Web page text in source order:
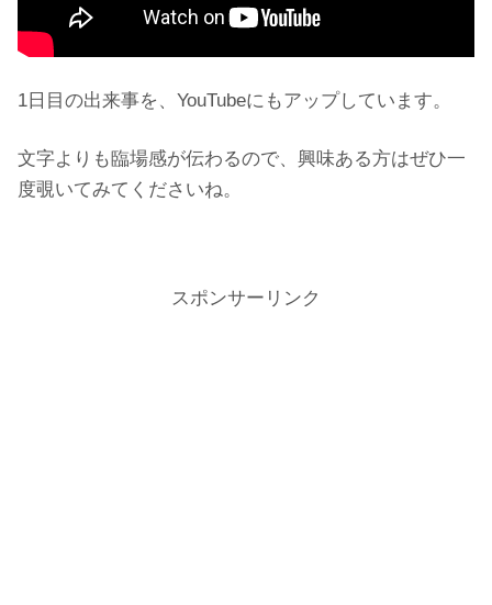
1日目の出来事を、YouTubeにもアップしています。
文字よりも臨場感が伝わるので、興味ある方はぜひ一
度覗いてみてくださいね。
スポンサーリンク